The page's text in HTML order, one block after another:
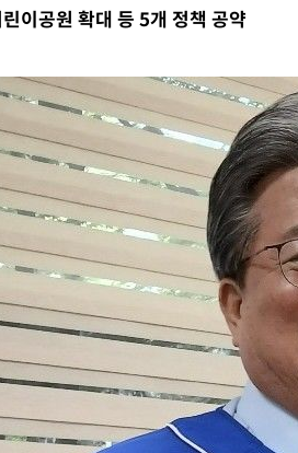
수용공간 확보' 신용해 前교정본부장 기소
성접대 파문까지…'쑥대밭' 된 축구협회
원회 부위원장에 김태유 서울대 공대 교수…이
AT마드리드 첫 훈련…80명 식사 대접까지(종
, 7월에 2.3만개 순감하고 그 전 2개월 10.3만
, 일자리 7월에 2.3만 개 줄어…실업률은 4.1%
부동산 공급 기존 사고방식 매달리지 말고 과
앙 단일 루트' 합의…북쪽 인바운드·남쪽 아
수도권 폭염중대경보, 폭염경보로 하향
우피해' 안동·의성 관할 4개 면 특별재난지역
사들, 정원 초과 시 낮은 계급 임용…희망지
위…곳곳 소나기·강원 많은 비[내일날씨]
청주 팹에 54조 투자…"AI 메모리 수요 선제
다영 자매, 아제르바이잔 투란VC 입단
이공원 확대 등 5개 정책 공약